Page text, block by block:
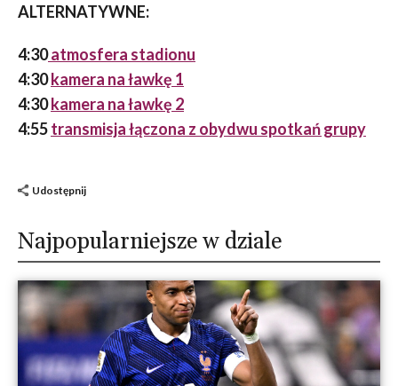
ALTERNATYWNE:
4:30atmosfera stadionu
4:30kamera na ławkę 1
4:30kamera na ławkę 2
4:55transmisja łączona z obydwu spotkań grupy
Udostępnij
Najpopularniejsze w dziale